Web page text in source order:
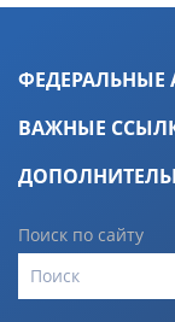
ФЕДЕРАЛЬНЫЕ
ВАЖНЫЕ
Поиск по сайту